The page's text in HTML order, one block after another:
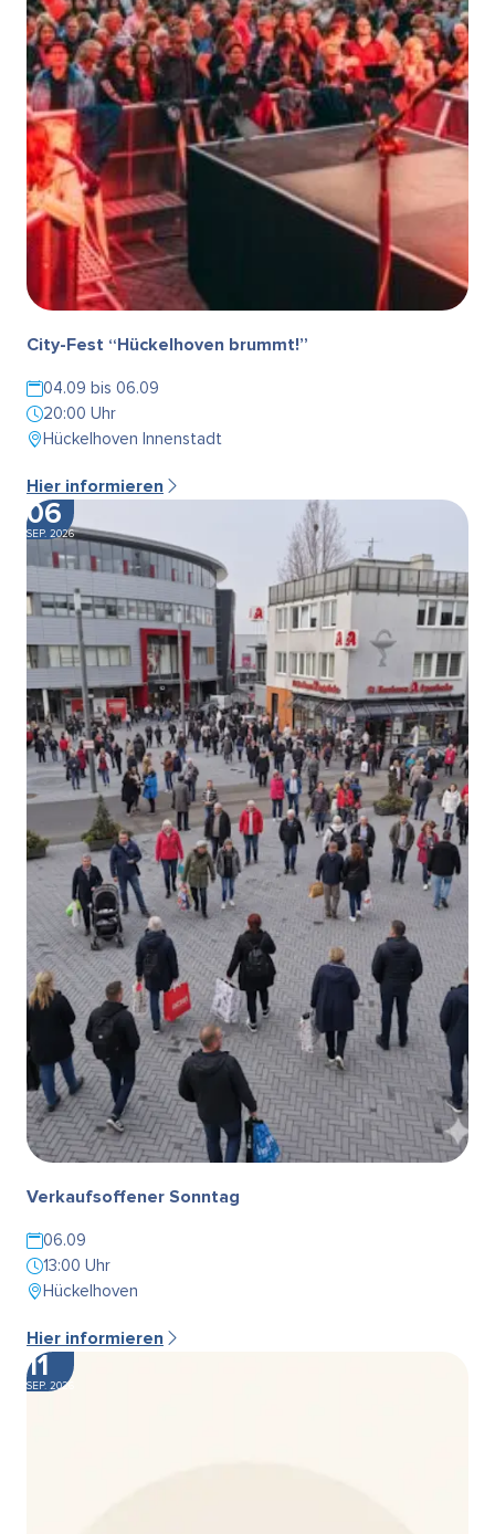
City-Fest “Hückelhoven brummt!”
04.09 bis 06.09
20:00 Uhr
Hückelhoven Innenstadt
Hier informieren
06
SEP. 2026
Verkaufsoffener Sonntag
06.09
13:00 Uhr
Hückelhoven
Hier informieren
11
SEP. 2026